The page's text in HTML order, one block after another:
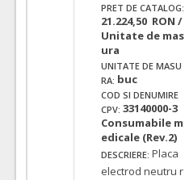
PRET DE CATALOG:
21.224,50 RON /
Unitate de mas
ura
UNITATE DE MASU
RA: buc
COD SI DENUMIRE
CPV: 33140000-3
Consumabile m
edicale (Rev.2)
DESCRIERE: Placa
electrod neutru r